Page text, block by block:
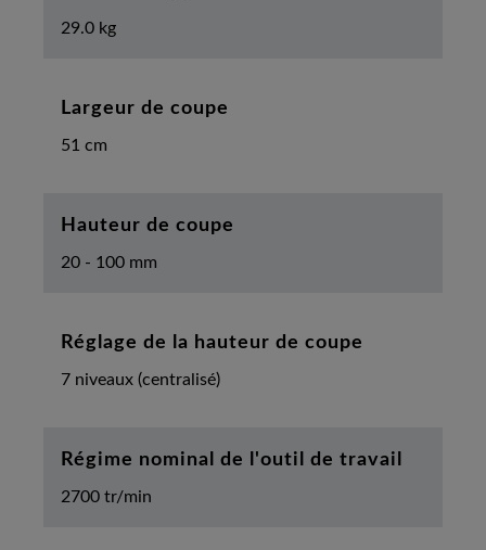
29.0 kg
Largeur de coupe
51 cm
Hauteur de coupe
20 - 100 mm
Réglage de la hauteur de coupe
7 niveaux (centralisé)
Régime nominal de l'outil de travail
2700 tr/min